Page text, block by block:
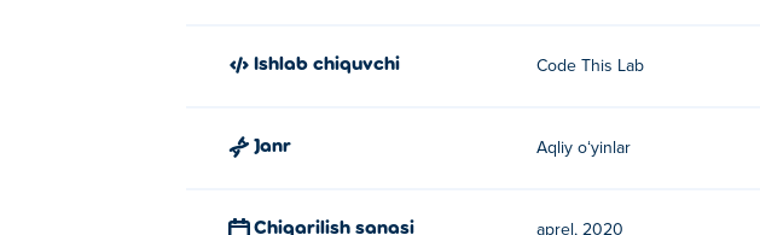
Ishlab chiquvchi Code This Lab
Janr Aqliy oʻyinlar
Chiqarilish sanasi aprel, 2020